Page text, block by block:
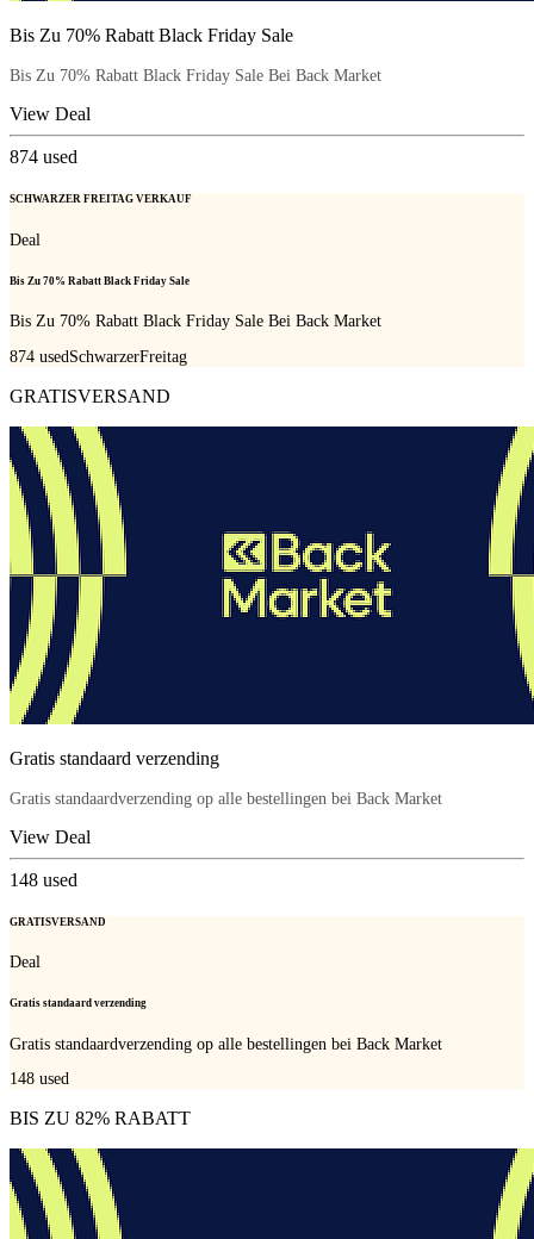
Bis Zu 70% Rabatt Black Friday Sale
Bis Zu 70% Rabatt Black Friday Sale Bei Back Market
View Deal
874 used
SCHWARZER FREITAG VERKAUF
Deal
Bis Zu 70% Rabatt Black Friday Sale
Bis Zu 70% Rabatt Black Friday Sale Bei Back Market
874 usedSchwarzerFreitag
GRATISVERSAND
Gratis standaard verzending
Gratis standaardverzending op alle bestellingen bei Back Market
View Deal
148 used
GRATISVERSAND
Deal
Gratis standaard verzending
Gratis standaardverzending op alle bestellingen bei Back Market
148 used
BIS ZU 82% RABATT